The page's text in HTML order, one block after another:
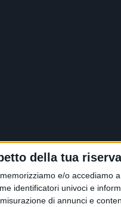
della tua
memorizziamo e/o accediamo
identificatori univoci e
di annunci e